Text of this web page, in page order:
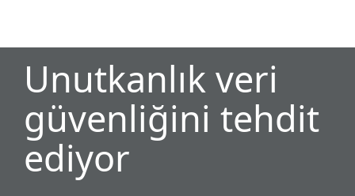
Unutkanlık veri
güvenliğini tehdit
ediyor